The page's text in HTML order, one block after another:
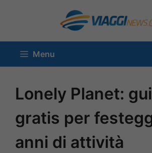
contenuto
Menu
Lonely Planet:
gratis per
anni di attività